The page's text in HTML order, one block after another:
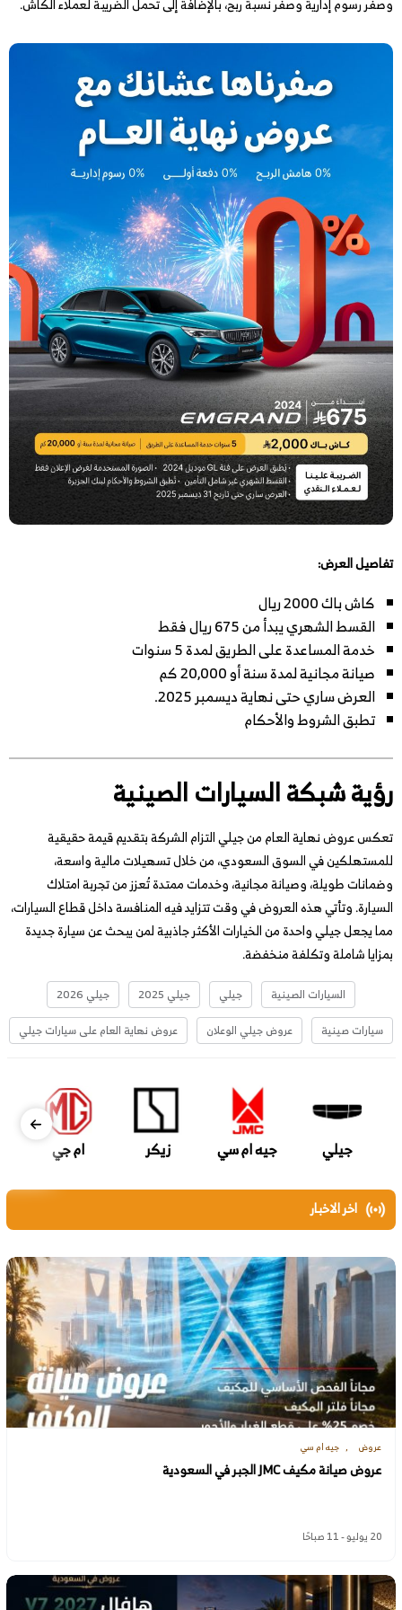
تفاصيل العرض:
كاش باك 2000 ريال
القسط الشهري يبدأ من 675 ريال فقط
خدمة المساعدة على الطريق لمدة 5 سنوات
صيانة مجانية لمدة سنة أو 20,000 كم
العرض ساري حتى نهاية ديسمبر 2025.
تطبق الشروط والأحكام
رؤية شبكة السيارات الصينية
تعكس عروض نهاية العام من جيلي التزام الشركة بتقديم قيمة حقيقية
للمستهلكين في السوق السعودي، من خلال تسهيلات مالية واسعة،
وضمانات طويلة، وصيانة مجانية، وخدمات ممتدة تُعزز من تجربة امتلاك
السيارة. وتأتي هذه العروض في وقت تتزايد فيه المنافسة داخل قطاع السيارات،
مما يجعل جيلي واحدة من الخيارات الأكثر جاذبية لمن يبحث عن سيارة جديدة
بمزايا شاملة وتكلفة منخفضة.
السيارات الصينية جيلي جيلي 2025
جيلي 2026
سيارات صينية
عروض جيلي الوعلان عروض نهاية العام على سيارات جيلي
جيلي جيه ام سي زيكر ام جي
اخر الاخبار
عروض جيه ام سي
عروض صيانة مكيف JMC الجبر في السعودية
20 يوليو - 11 صباحًا